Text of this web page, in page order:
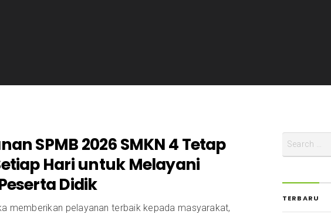
SPMB 2026 SMKN 4 Tetap
Hari untuk Melayani
Didik
memberikan pelayanan terbaik kepada masyarakat,
TERBARU